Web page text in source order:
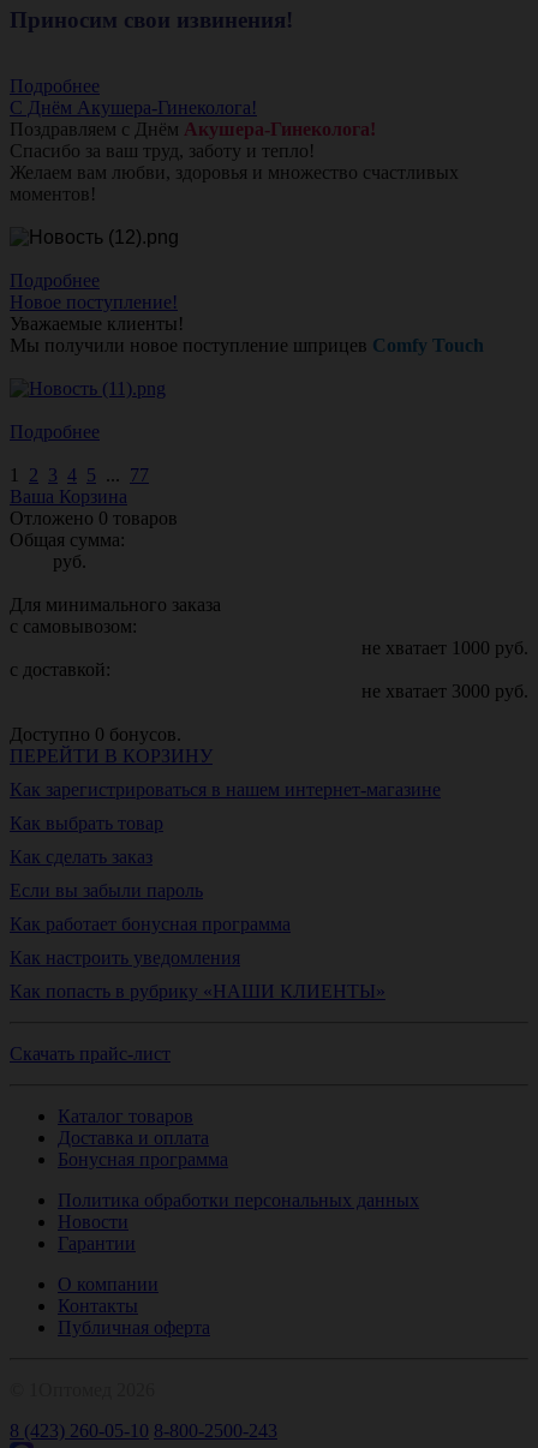
Приносим свои извинения!
Подробнее
С Днём Акушера-Гинеколога!
Поздравляем с Днём Акушера-Гинеколога!
Спасибо за ваш труд, заботу и тепло!
Желаем вам любви, здоровья и множество счастливых
моментов!
Подробнее
Новое поступление!
Уважаемые клиенты!
Мы получили новое поступление шприцев Comfy Touch
Подробнее
1 2 3 4 5 ... 77
Ваша Корзина
Отложено 0 товаров
Общая сумма:
руб.
Для минимального заказа
с самовывозом:
не хватает 1000 руб.
с доставкой:
не хватает 3000 руб.
Доступно 0 бонусов.
ПЕРЕЙТИ В КОРЗИНУ
Как зарегистрироваться в нашем интернет-магазине
Как выбрать товар
Как сделать заказ
Если вы забыли пароль
Как работает бонусная программа
Как настроить уведомления
Как попасть в рубрику «НАШИ КЛИЕНТЫ»
Скачать прайс-лист
Каталог товаров
Доставка и оплата
Бонусная программа
Политика обработки персональных данных
Новости
Гарантии
О компании
Контакты
Публичная оферта
8 (423) 260-05-10 8-800-2500-243